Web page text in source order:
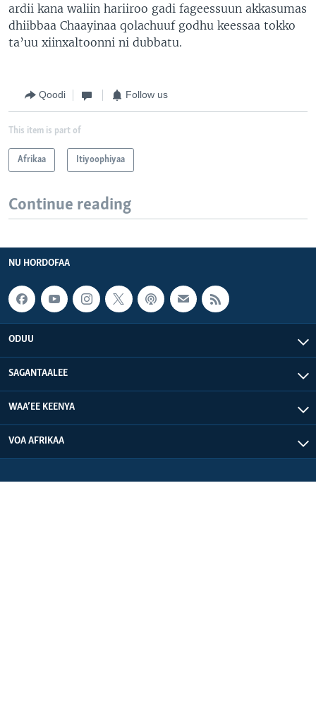
ardii kana waliin hariiroo gadi fageessuun akkasumas
dhiibbaa Chaayinaa qolachuuf godhu keessaa tokko
ta’uu xiinxaltoonni ni dubbatu.
Qoodi Follow us
This item is part of
Afrikaa Itiyoophiyaa
Continue reading
NU HORDOFAA
ODUU
SAGANTAALEE
WAA’EE KEENYA
VOA AFRIKAA